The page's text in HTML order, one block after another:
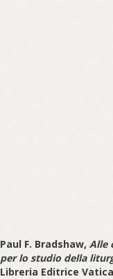
Paul F. Bradshaw, Alle
per lo studio della
Libreria Editrice